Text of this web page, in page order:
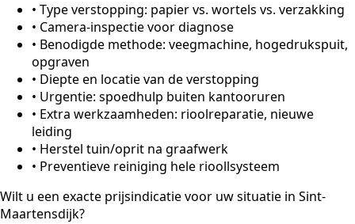
• Type verstopping: papier vs. wortels vs. verzakking
• Camera-inspectie voor diagnose
• Benodigde methode: veegmachine, hogedrukspuit,
opgraven
• Diepte en locatie van de verstopping
• Urgentie: spoedhulp buiten kantooruren
• Extra werkzaamheden: rioolreparatie, nieuwe
leiding
• Herstel tuin/oprit na graafwerk
• Preventieve reiniging hele rioollsysteem
Wilt u een exacte prijsindicatie voor uw situatie in Sint-
Maartensdijk?